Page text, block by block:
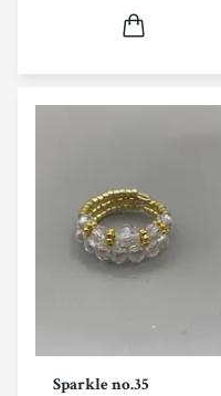
Sparkle no.35